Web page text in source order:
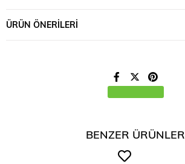
ÜRÜN ÖNERILERI
BENZER ÜRÜNLER